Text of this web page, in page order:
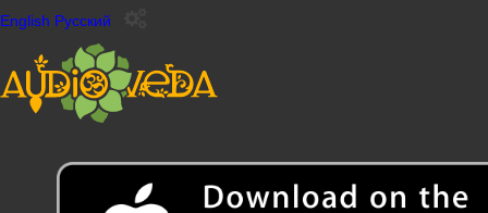
English Русский